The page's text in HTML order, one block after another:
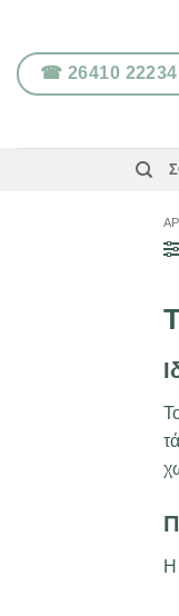
περιεχόμενο
☎ 26410 22234